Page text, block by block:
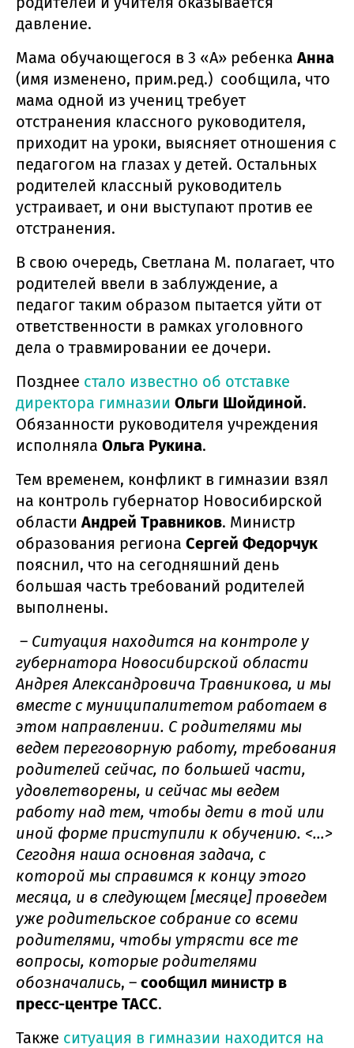
давление.
Мама обучающегося в 3 «А» ребенка Анна
(имя изменено, прим.ред.) сообщила, что
мама одной из учениц требует
отстранения классного руководителя,
приходит на уроки, выясняет отношения с
педагогом на глазах у детей. Остальных
родителей классный руководитель
устраивает, и они выступают против ее
отстранения.
В свою очередь, Светлана М. полагает, что
родителей ввели в заблуждение, а
педагог таким образом пытается уйти от
ответственности в рамках уголовного
дела о травмировании ее дочери.
Позднее стало известно об отставке
директора гимназии Ольги Шойдиной.
Обязанности руководителя учреждения
исполняла Ольга Рукина.
Тем временем, конфликт в гимназии взял
на контроль губернатор Новосибирской
области Андрей Травников. Министр
образования региона Сергей Федорчук
пояснил, что на сегодняшний день
большая часть требований родителей
выполнены.
– Ситуация находится на контроле у
губернатора Новосибирской области
Андрея Александровича Травникова, и мы
вместе с муниципалитетом работаем в
этом направлении. С родителями мы
ведем переговорную работу, требования
родителей сейчас, по большей части,
удовлетворены, и сейчас мы ведем
работу над тем, чтобы дети в той или
иной форме приступили к обучению. <…>
Сегодня наша основная задача, с
которой мы справимся к концу этого
месяца, и в следующем [месяце] проведем
уже родительское собрание со всеми
родителями, чтобы утрясти все те
вопросы, которые родителями
обозначались, – сообщил министр в
пресс-центре ТАСС.
Также ситуация в гимназии находится на